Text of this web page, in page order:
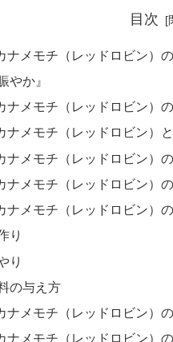
目次
ナメモチ（レッドロビン）
やか』
ナメモチ（レッドロビン）
ナメモチ（レッドロビン）
ナメモチ（レッドロビン）
ナメモチ（レッドロビン）
ナメモチ（レッドロビン）
り
り
の与え方
ナメモチ（レッドロビン）
ナメモチ（レッドロビン）